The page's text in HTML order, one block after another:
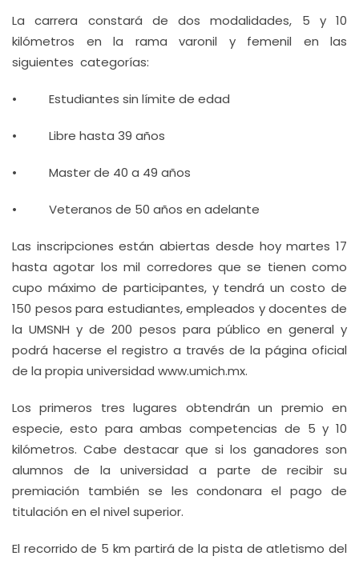
La carrera constará de dos modalidades, 5 y 10
kilómetros en la rama varonil y femenil en las
siguientes categorías:
• Estudiantes sin límite de edad
• Libre hasta 39 años
• Master de 40 a 49 años
• Veteranos de 50 años en adelante
Las inscripciones están abiertas desde hoy martes 17
hasta agotar los mil corredores que se tienen como
cupo máximo de participantes, y tendrá un costo de
150 pesos para estudiantes, empleados y docentes de
la UMSNH y de 200 pesos para público en general y
podrá hacerse el registro a través de la página oficial
de la propia universidad www.umich.mx.
Los primeros tres lugares obtendrán un premio en
especie, esto para ambas competencias de 5 y 10
kilómetros. Cabe destacar que si los ganadores son
alumnos de la universidad a parte de recibir su
premiación también se les condonara el pago de
titulación en el nivel superior.
El recorrido de 5 km partirá de la pista de atletismo del